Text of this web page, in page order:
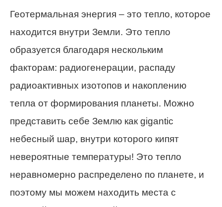
Геотермальная энергия – это тепло, которое
находится внутри Земли. Это тепло
образуется благодаря нескольким
факторам: радиогенерации, распаду
радиоактивных изотопов и накоплению
тепла от формирования планеты. Можно
представить себе Землю как gigantic
небесный шар, внутри которого кипят
невероятные температуры! Это тепло
неравномерно распределено по планете, и
поэтому мы можем находить места с